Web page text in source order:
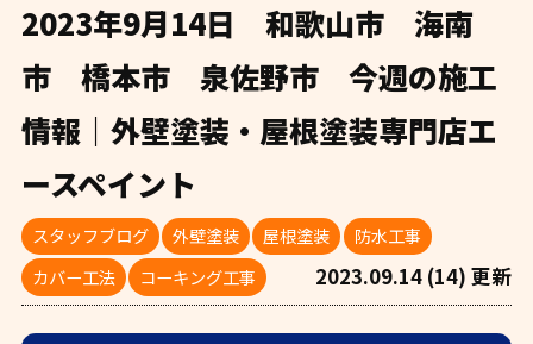
2023年9月14日 和歌山市 海南
市 橋本市 泉佐野市 今週の施工
情報｜外壁塗装・屋根塗装専門店エ
ースペイント
スタッフブログ 外壁塗装 屋根塗装
防水工事
カバー工法
コーキング工事 2023.09.14 (14) 更新